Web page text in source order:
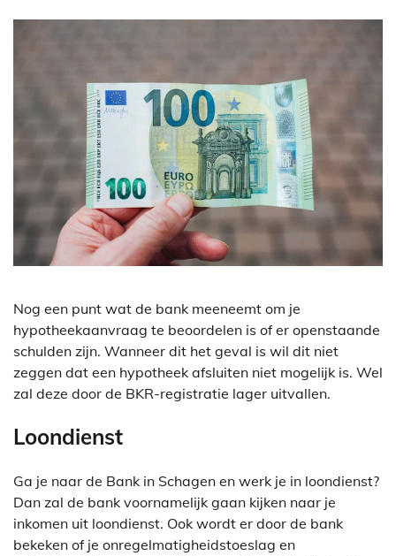
Nog een punt wat de bank meeneemt om je
hypotheekaanvraag te beoordelen is of er openstaande
schulden zijn. Wanneer dit het geval is wil dit niet
zeggen dat een hypotheek afsluiten niet mogelijk is. Wel
zal deze door de BKR-registratie lager uitvallen.
Loondienst
Ga je naar de Bank in Schagen en werk je in loondienst?
Dan zal de bank voornamelijk gaan kijken naar je
inkomen uit loondienst. Ook wordt er door de bank
bekeken of je onregelmatigheidstoeslag en